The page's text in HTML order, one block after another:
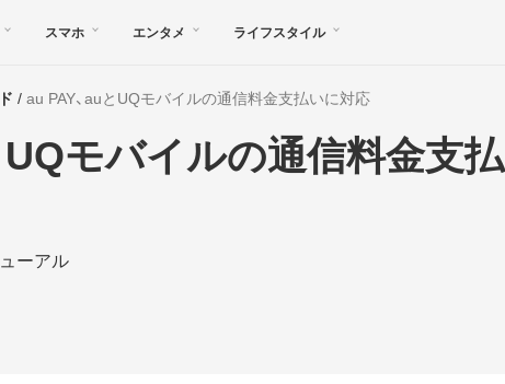
スマホ エンタメ ライフスタイル
au PAY、auとUQモバイルの通信料金支払いに対応
UQモバイルの通信料金支払
ーアル